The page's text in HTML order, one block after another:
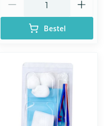
Bestel